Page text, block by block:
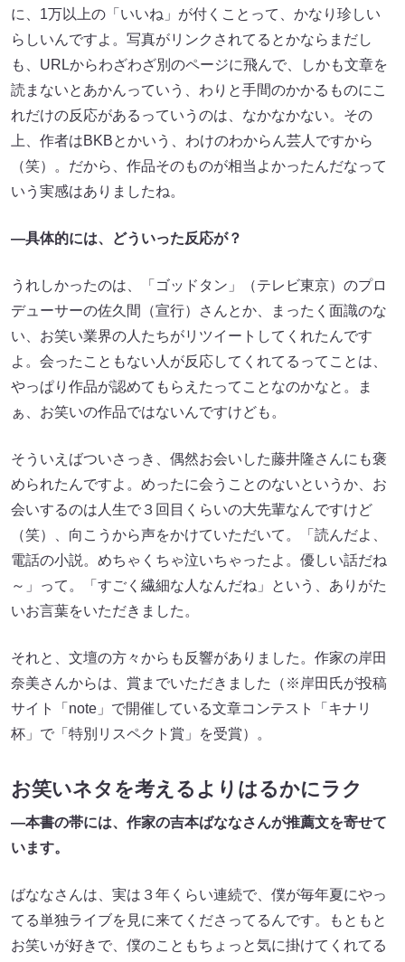
に、1万以上の「いいね」が付くことって、かなり珍しい
らしいんですよ。写真がリンクされてるとかならまだし
も、URLからわざわざ別のページに飛んで、しかも文章を
読まないとあかんっていう、わりと手間のかかるものにこ
れだけの反応があるっていうのは、なかなかない。その
上、作者はBKBとかいう、わけのわからん芸人ですから
（笑）。だから、作品そのものが相当よかったんだなって
いう実感はありましたね。
—具体的には、どういった反応が？
うれしかったのは、「ゴッドタン」（テレビ東京）のプロ
デューサーの佐久間（宣行）さんとか、まったく面識のな
い、お笑い業界の人たちがリツイートしてくれたんです
よ。会ったこともない人が反応してくれてるってことは、
やっぱり作品が認めてもらえたってことなのかなと。ま
ぁ、お笑いの作品ではないんですけども。
そういえばついさっき、偶然お会いした藤井隆さんにも褒
められたんですよ。めったに会うことのないというか、お
会いするのは人生で３回目くらいの大先輩なんですけど
（笑）、向こうから声をかけていただいて。「読んだよ、
電話の小説。めちゃくちゃ泣いちゃったよ。優しい話だね
～」って。「すごく繊細な人なんだね」という、ありがた
いお言葉をいただきました。
それと、文壇の方々からも反響がありました。作家の岸田
奈美さんからは、賞までいただきました（※岸田氏が投稿
サイト「note」で開催している文章コンテスト「キナリ
杯」で「特別リスペクト賞」を受賞）。
お笑いネタを考えるよりはるかにラク
—本書の帯には、作家の吉本ばななさんが推薦文を寄せて
います。
ばななさんは、実は３年くらい連続で、僕が毎年夏にやっ
てる単独ライブを見に来てくださってるんです。もともと
お笑いが好きで、僕のこともちょっと気に掛けてくれてる